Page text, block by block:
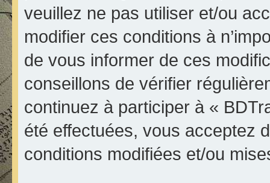
veuillez ne pas utiliser et/ou
modifier ces conditions à
de vous informer de ces
conseillons de vérifier
continuez à participer à «
été effectuées, vous acceptez
conditions modifiées et/ou